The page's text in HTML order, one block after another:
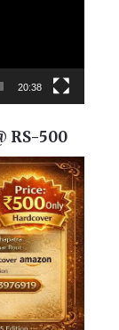
20:38
RS-500